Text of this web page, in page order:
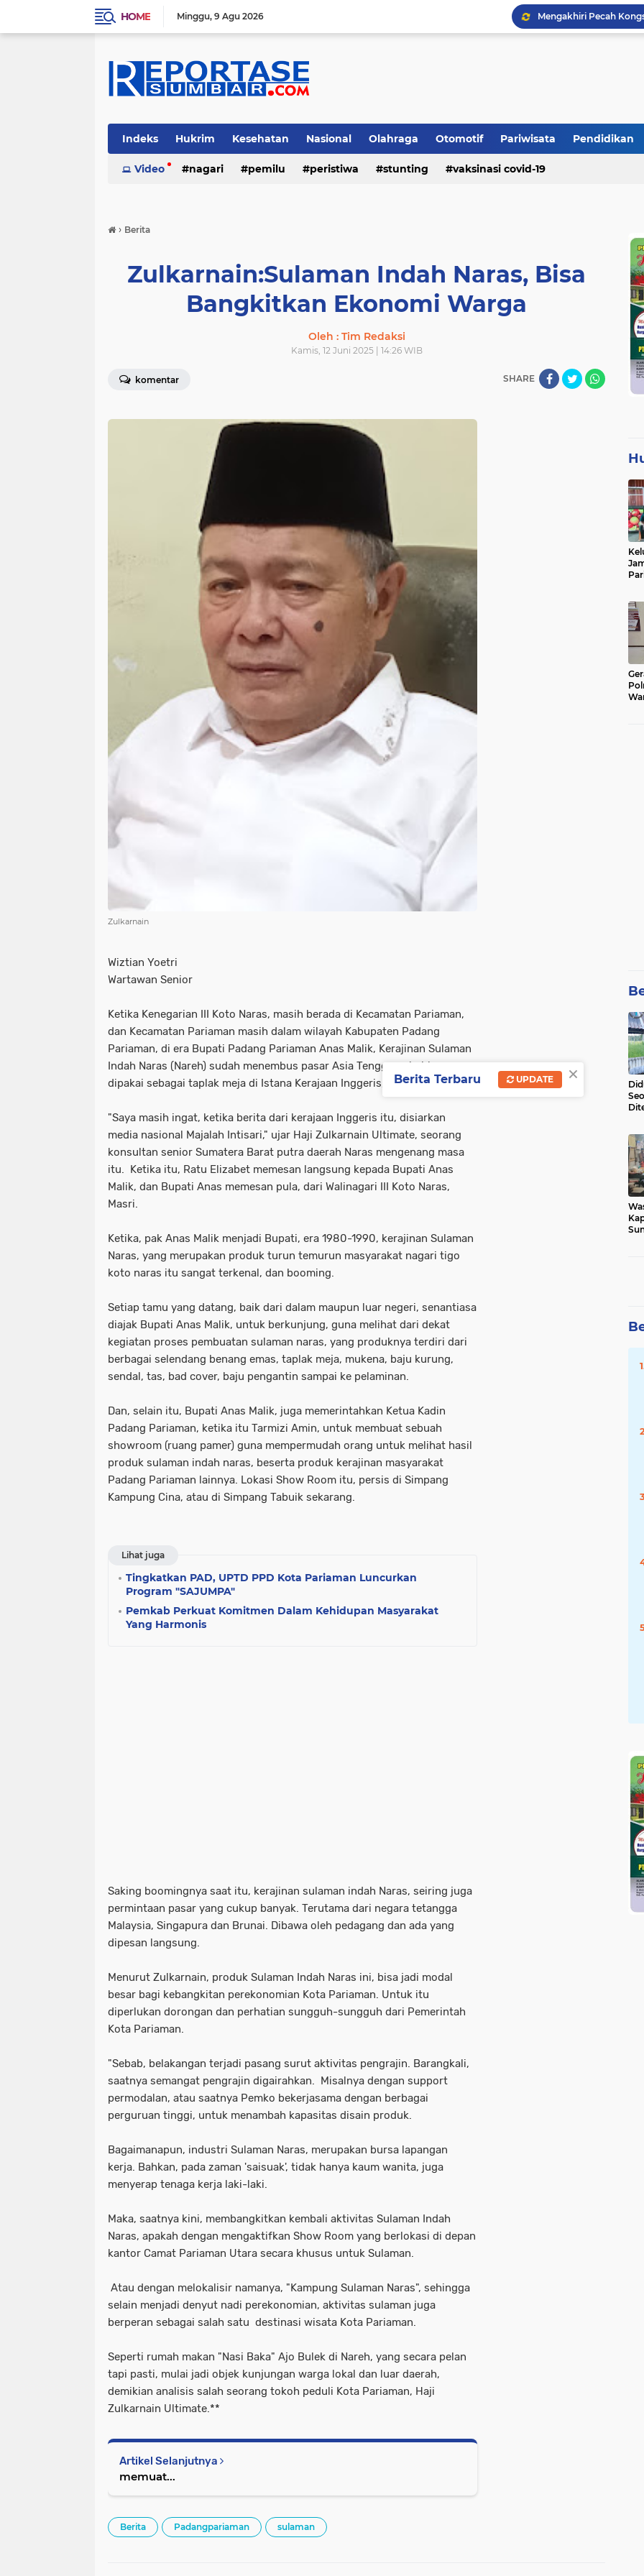
HOME Minggu 9 Agu 2026
Mengakhiri Pecah
Bupati
Pemkab Berikan
Indeks Hukrim Kesehatan Nasional Olahraga Otomotif Pariwisata Pendidikan
Video nagari pemilu peristiwa stunting vaksinasi covid-19
› Berita
Zulkarnain:Sulaman Indah Naras, Bisa
Bangkitkan Ekonomi Warga
Oleh : Tim Redaksi
Kamis, 12 Juni 2025 | 14:26 WIB
komentar SHARE
Zulkarnain
Wiztian Yoetri
Wartawan Senior
Ketika Kenegarian III Koto Naras, masih berada di Kecamatan Pariaman,
dan Kecamatan Pariaman masih dalam wilayah Kabupaten Padang
Pariaman, di era Bupati Padang Pariaman Anas Malik, Kerajinan Sulaman
Indah Naras (Nareh) sudah menembus pasar Asia Tenggara, bahkan
dipakai sebagai taplak meja di Istana Kerajaan Inggeris, Ratu Elzabet.
"Saya masih ingat, ketika berita dari kerajaan Inggeris itu, disiarkan
media nasional Majalah Intisari," ujar Haji Zulkarnain Ultimate, seorang
konsultan senior Sumatera Barat putra daerah Naras mengenang masa
itu. Ketika itu, Ratu Elizabet memesan langsung kepada Bupati Anas
Malik, dan Bupati Anas memesan pula, dari Walinagari III Koto Naras,
Masri.
Ketika, pak Anas Malik menjadi Bupati, era 1980-1990, kerajinan Sulaman
Naras, yang merupakan produk turun temurun masyarakat nagari tigo
koto naras itu sangat terkenal, dan booming.
Setiap tamu yang datang, baik dari dalam maupun luar negeri, senantiasa
diajak Bupati Anas Malik, untuk berkunjung, guna melihat dari dekat
kegiatan proses pembuatan sulaman naras, yang produknya terdiri dari
berbagai selendang benang emas, taplak meja, mukena, baju kurung,
sendal, tas, bad cover, baju pengantin sampai ke pelaminan.
Dan, selain itu, Bupati Anas Malik, juga memerintahkan Ketua Kadin
Padang Pariaman, ketika itu Tarmizi Amin, untuk membuat sebuah
showroom (ruang pamer) guna mempermudah orang untuk melihat hasil
produk sulaman indah naras, beserta produk kerajinan masyarakat
Padang Pariaman lainnya. Lokasi Show Room itu, persis di Simpang
Kampung Cina, atau di Simpang Tabuik sekarang.
Lihat juga
Tingkatkan PAD, UPTD PPD Kota Pariaman Luncurkan
Program "SAJUMPA"
Pemkab Perkuat Komitmen Dalam Kehidupan Masyarakat
Yang Harmonis
Saking boomingnya saat itu, kerajinan sulaman indah Naras, seiring juga
permintaan pasar yang cukup banyak. Terutama dari negara tetangga
Malaysia, Singapura dan Brunai. Dibawa oleh pedagang dan ada yang
dipesan langsung.
Menurut Zulkarnain, produk Sulaman Indah Naras ini, bisa jadi modal
besar bagi kebangkitan perekonomian Kota Pariaman. Untuk itu
diperlukan dorongan dan perhatian sungguh-sungguh dari Pemerintah
Kota Pariaman.
"Sebab, belakangan terjadi pasang surut aktivitas pengrajin. Barangkali,
saatnya semangat pengrajin digairahkan. Misalnya dengan support
permodalan, atau saatnya Pemko bekerjasama dengan berbagai
perguruan tinggi, untuk menambah kapasitas disain produk.
Bagaimanapun, industri Sulaman Naras, merupakan bursa lapangan
kerja. Bahkan, pada zaman 'saisuak', tidak hanya kaum wanita, juga
menyerap tenaga kerja laki-laki.
Maka, saatnya kini, membangkitkan kembali aktivitas Sulaman Indah
Naras, apakah dengan mengaktifkan Show Room yang berlokasi di depan
kantor Camat Pariaman Utara secara khusus untuk Sulaman.
Atau dengan melokalisir namanya, "Kampung Sulaman Naras", sehingga
selain menjadi denyut nadi perekonomian, aktivitas sulaman juga
berperan sebagai salah satu destinasi wisata Kota Pariaman.
Seperti rumah makan "Nasi Baka" Ajo Bulek di Nareh, yang secara pelan
tapi pasti, mulai jadi objek kunjungan warga lokal dan luar daerah,
demikian analisis salah seorang tokoh peduli Kota Pariaman, Haji
Zulkarnain Ultimate.**
Artikel Selanjutnya
memuat...
Berita Padangpariaman sulaman
×
Berita Terbaru UPDATE